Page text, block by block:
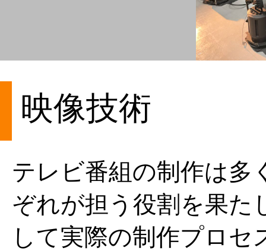
映像技術
テレビ番組の制作は多
ぞれが担う役割を果た
して実際の制作プロ